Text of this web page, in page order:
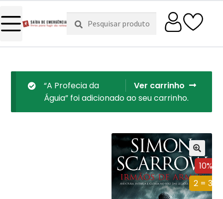
Pesquisar
por:
Pesquisa
Ver carrinho
“A Profecia da
Águia” foi adicionado ao seu carrinho.
10%
2 = 3